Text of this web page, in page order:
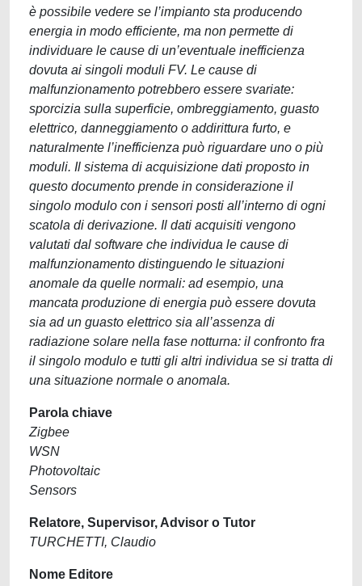
è possibile vedere se l’impianto sta producendo
energia in modo efficiente, ma non permette di
individuare le cause di un’eventuale inefficienza
dovuta ai singoli moduli FV. Le cause di
malfunzionamento potrebbero essere svariate:
sporcizia sulla superficie, ombreggiamento, guasto
elettrico, danneggiamento o addirittura furto, e
naturalmente l’inefficienza può riguardare uno o più
moduli. Il sistema di acquisizione dati proposto in
questo documento prende in considerazione il
singolo modulo con i sensori posti all’interno di ogni
scatola di derivazione. Il dati acquisiti vengono
valutati dal software che individua le cause di
malfunzionamento distinguendo le situazioni
anomale da quelle normali: ad esempio, una
mancata produzione di energia può essere dovuta
sia ad un guasto elettrico sia all’assenza di
radiazione solare nella fase notturna: il confronto fra
il singolo modulo e tutti gli altri individua se si tratta di
una situazione normale o anomala.
Parola chiave
Zigbee
WSN
Photovoltaic
Sensors
Relatore, Supervisor, Advisor o Tutor
TURCHETTI, Claudio
Nome Editore